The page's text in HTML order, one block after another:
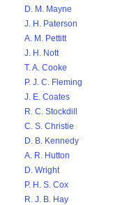
D. M. Mayne
J. H. Paterson
A. M. Pettitt
J. H. Nott
T. A. Cooke
P. J. C. Fleming
J. E. Coates
R. C. Stockdill
C. S. Christie
D. B. Kennedy
A. R. Hutton
D. Wright
P. H. S. Cox
R. J. B. Hay